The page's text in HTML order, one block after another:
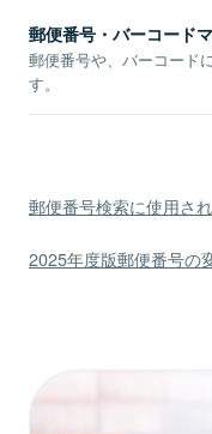
郵便番号・バーコード
郵便番号や、バーコード
す。
郵便番号検索に使用さ
2025年度版郵便番号の